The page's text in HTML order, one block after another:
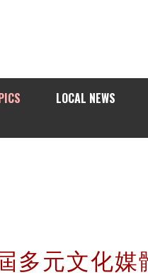
LOCAL NEWS
多元文化媒